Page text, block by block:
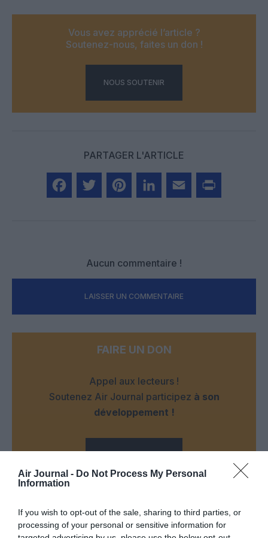
Air Journal - Do Not Process My Personal
Information
If you wish to opt-out of the sale, sharing to third parties, or
processing of your personal or sensitive information for
Vous avez apprécié l’article ?
Soutenez-nous, faites un don !
NOUS SOUTENIR
PARTAGER L'ARTICLE
Aucun commentaire !
LAISSER UN COMMENTAIRE
FAIRE UN DON
Appel aux lecteurs !
Soutenez Air Journal participez à son
développement !